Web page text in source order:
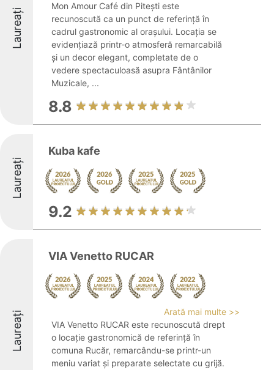
Laureați
Mon Amour Café din Pitești este
recunoscută ca un punct de referință în
cadrul gastronomic al orașului. Locația se
evidențiază printr-o atmosferă remarcabilă
și un decor elegant, completate de o
vedere spectaculoasă asupra Fântânilor
Muzicale, ...
8.8
Laureați
Kuba kafe
9.2
Laureați
VIA Venetto RUCAR
Arată mai multe >>
VIA Venetto RUCAR este recunoscută drept
o locație gastronomică de referință în
comuna Rucăr, remarcându-se printr-un
meniu variat și preparate selectate cu grijă.